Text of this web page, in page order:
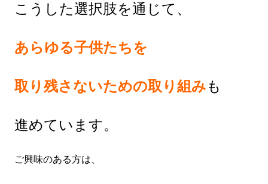
こうした選択肢を通じて、
あらゆる子供たちを
取り残さないための取り組みも
進めています。
ご興味のある方は、